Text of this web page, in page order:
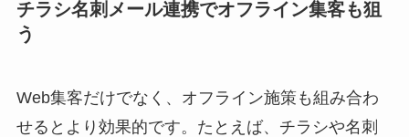
チラシ名刺メール連携でオフライン集客も狙
う
Web集客だけでなく、オフライン施策も組み合わ
せるとより効果的です。たとえば、チラシや名刺